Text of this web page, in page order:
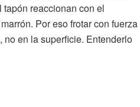
reaccionan con el
Por eso frotar con fuerza
no en la superficie. Entenderlo